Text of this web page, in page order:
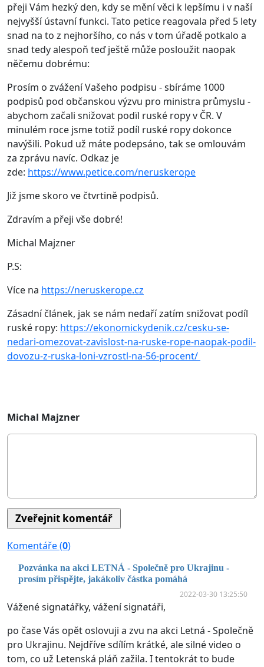
přeji Vám hezký den, kdy se mění věci k lepšímu i v naší
nejvyšší ústavní funkci. Tato petice reagovala před 5 lety
snad na to z nejhoršího, co nás v tom úřadě potkalo a
snad tedy alespoň teď ještě může posloužit naopak
něčemu dobrému:
Prosím o zvážení Vašeho podpisu - sbíráme 1000
podpisů pod občanskou výzvu pro ministra průmyslu -
abychom začali snižovat podïl ruské ropy v ČR. V
minulém roce jsme totiž podíl ruské ropy dokonce
navýšili. Pokud už máte podepsáno, tak se omlouvám
za zprávu navíc. Odkaz je
zde: https://www.petice.com/neruskerope
Již jsme skoro ve čtvrtině podpisů.
Zdravím a přeji vše dobré!
Michal Majzner
P.S:
Více na https://neruskerope.cz
Zásadní článek, jak se nám nedaří zatím snižovat podíl
ruské ropy: https://ekonomickydenik.cz/cesku-se-
nedari-omezovat-zavislost-na-ruske-rope-naopak-podil-
dovozu-z-ruska-loni-vzrostl-na-56-procent/
Michal Majzner
Komentáře (0)
Pozvánka na akci LETNÁ - Společně pro Ukrajinu -
prosím přispějte, jakákoliv částka pomáhá
2022-03-30 13:25:50
Vážené signatářky, vážení signatáři,
po čase Vás opět oslovuji a zvu na akci Letná - Společně
pro Ukrajinu. Nejdříve sdílím krátké, ale silné video o
tom, co už Letenská pláň zažila. I tentokrát to bude